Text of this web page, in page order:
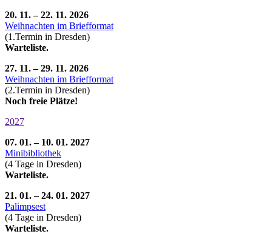
20. 11. – 22. 11. 2026
Weihnachten im Briefformat
(1.Termin in Dresden)
Warteliste.
27. 11. – 29. 11. 2026
Weihnachten im Briefformat
(2.Termin in Dresden)
Noch freie Plätze!
2027
07. 01. – 10. 01. 2027
Minibibliothek
(4 Tage in Dresden)
Warteliste.
21. 01. – 24. 01. 2027
Palimpsest
(4 Tage in Dresden)
Warteliste.